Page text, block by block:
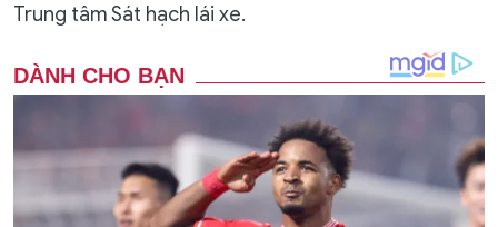
Trung tâm Sát hạch lái xe.